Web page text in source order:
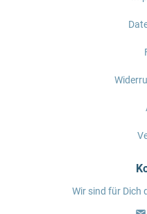
Wir sind für Dich